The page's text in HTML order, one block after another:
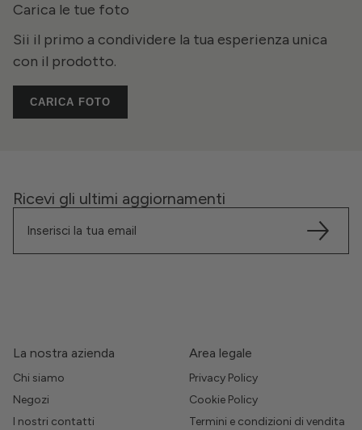
Carica le tue foto
Sii il primo a condividere la tua esperienza unica
con il prodotto.
CARICA FOTO
Ricevi gli ultimi aggiornamenti
La nostra azienda
Chi siamo
Negozi
I nostri contatti
Area legale
Privacy Policy
Cookie Policy
Termini e condizioni di vendita